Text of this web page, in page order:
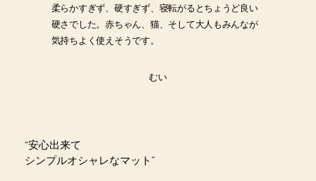
柔らかすぎず、硬すぎず、寝転がるとちょうど良い
硬さでした。赤ちゃん、猫、そして大人もみんなが
気持ちよく使えそうです。
むい
“安心出来て
シンプルオシャレなマット”